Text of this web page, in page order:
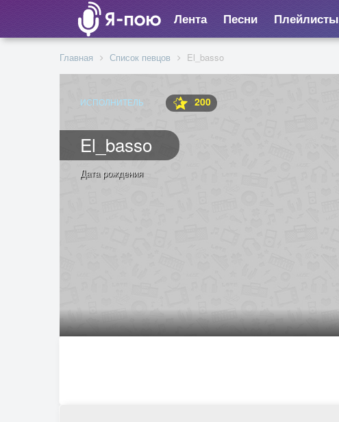
Лента Песни Плейлисты
Главная Список певцов El_basso
ИСПОЛНИТЕЛЬ 200
El_basso
Дата рождения